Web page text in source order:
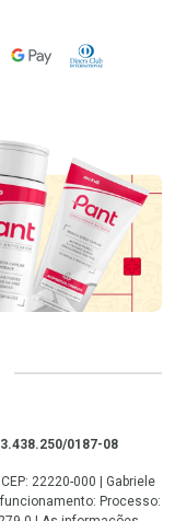
Google PayDiners Club
0187-08
22220-000 | Gabriele
Processo: